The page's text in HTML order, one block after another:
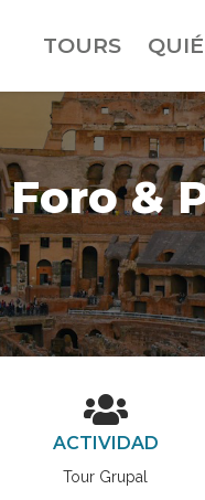
TOURS
&
ACTIVIDAD
Tour Grupal